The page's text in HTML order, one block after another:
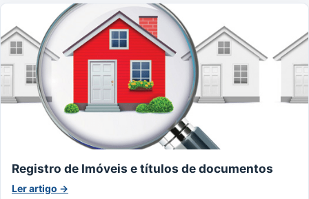
Registro de Imóveis e títulos de documentos
Ler artigo →